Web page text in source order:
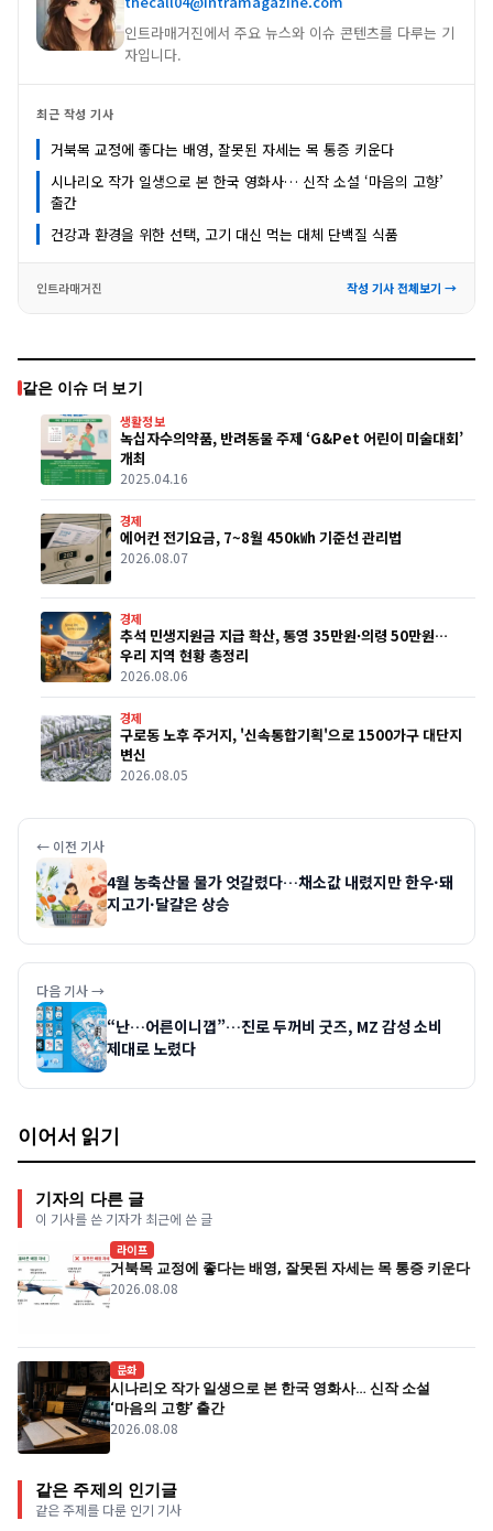
인트라매거진에서 주요 뉴스와 이슈 콘텐츠를 다루는 기
자입니다.
최근 작성 기사
거북목 교정에 좋다는 배영, 잘못된 자세는 목 통증 키운다
시나리오 작가 일생으로 본 한국 영화사… 신작 소설 ‘마음의 고향’
출간
건강과 환경을 위한 선택, 고기 대신 먹는 대체 단백질 식품
인트라매거진 작성 기사 전체보기 →
같은 이슈 더 보기
생활정보
녹십자수의약품, 반려동물 주제 ‘G&Pet 어린이 미술대회’
개최
2025.04.16
경제
에어컨 전기요금, 7~8월 450㎾h 기준선 관리법
2026.08.07
경제
추석 민생지원금 지급 확산, 통영 35만원·의령 50만원…
우리 지역 현황 총정리
2026.08.06
경제
구로동 노후 주거지, '신속통합기획'으로 1500가구 대단지
변신
2026.08.05
← 이전 기사
4월 농축산물 물가 엇갈렸다…채소값 내렸지만 한우·돼
지고기·달걀은 상승
다음 기사 →
“난…어른이니껍”…진로 두꺼비 굿즈, MZ 감성 소비
제대로 노렸다
이어서 읽기
기자의 다른 글
이 기사를 쓴 기자가 최근에 쓴 글
라이프
거북목 교정에 좋다는 배영, 잘못된 자세는 목 통증 키운다
2026.08.08
문화
시나리오 작가 일생으로 본 한국 영화사… 신작 소설
‘마음의 고향’ 출간
2026.08.08
같은 주제의 인기글
같은 주제를 다룬 인기 기사